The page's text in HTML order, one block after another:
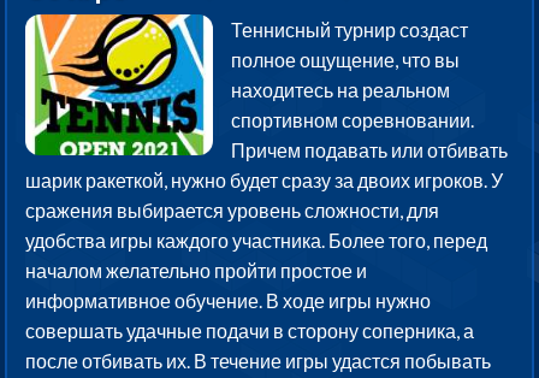
Теннисный турнир создаст
полное ощущение, что вы
находитесь на реальном
спортивном соревновании.
Причем подавать или отбивать
шарик ракеткой, нужно будет сразу за двоих игроков. У
сражения выбирается уровень сложности, для
удобства игры каждого участника. Более того, перед
началом желательно пройти простое и
информативное обучение. В ходе игры нужно
совершать удачные подачи в сторону соперника, а
после отбивать их. В течение игры удастся побывать